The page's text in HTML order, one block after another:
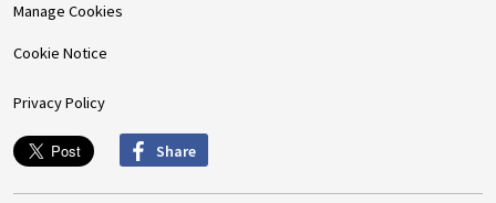
Manage Cookies
Cookie Notice
Privacy Policy
Share